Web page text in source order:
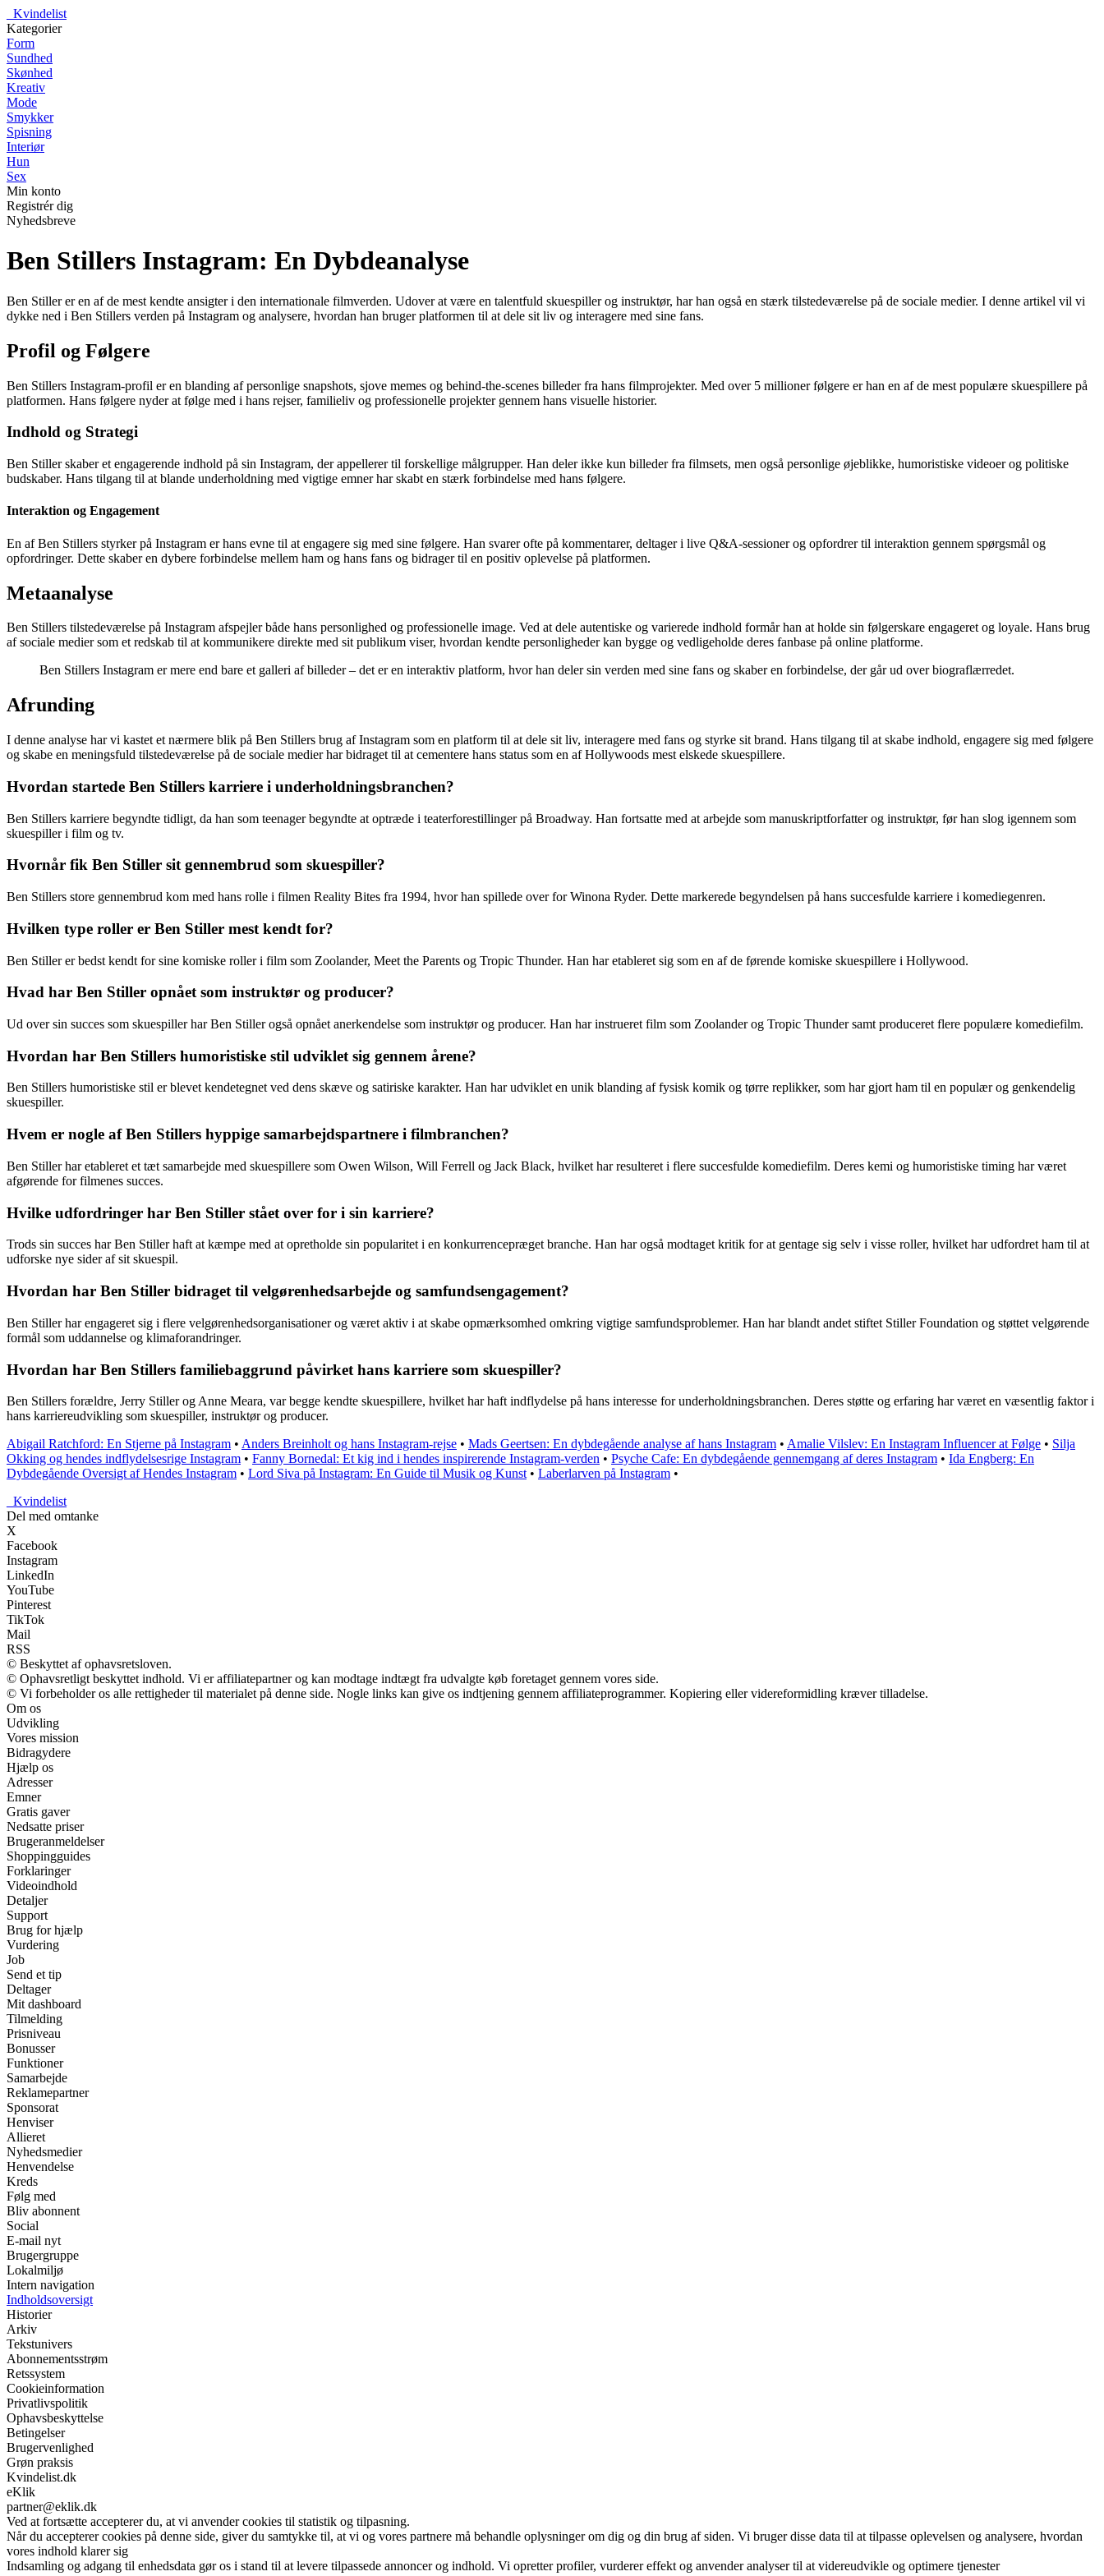
Kvindelist
Kategorier
Form
Sundhed
Skønhed
Kreativ
Mode
Smykker
Spisning
Interiør
Hun
Sex
Min konto
Registrér dig
Nyhedsbreve
Ben Stillers Instagram: En Dybdeanalyse
Ben Stiller er en af de mest kendte ansigter i den internationale filmverden. Udover at være en talentfuld skuespiller og instruktør, har han også en stærk tilstedeværelse på de sociale medier. I denne artikel vil vi
dykke ned i Ben Stillers verden på Instagram og analysere, hvordan han bruger platformen til at dele sit liv og interagere med sine fans.
Profil og Følgere
Ben Stillers Instagram-profil er en blanding af personlige snapshots, sjove memes og behind-the-scenes billeder fra hans filmprojekter. Med over 5 millioner følgere er han en af de mest populære skuespillere på
platformen. Hans følgere nyder at følge med i hans rejser, familieliv og professionelle projekter gennem hans visuelle historier.
Indhold og Strategi
Ben Stiller skaber et engagerende indhold på sin Instagram, der appellerer til forskellige målgrupper. Han deler ikke kun billeder fra filmsets, men også personlige øjeblikke, humoristiske videoer og politiske
budskaber. Hans tilgang til at blande underholdning med vigtige emner har skabt en stærk forbindelse med hans følgere.
Interaktion og Engagement
En af Ben Stillers styrker på Instagram er hans evne til at engagere sig med sine følgere. Han svarer ofte på kommentarer, deltager i live Q&A-sessioner og opfordrer til interaktion gennem spørgsmål og
opfordringer. Dette skaber en dybere forbindelse mellem ham og hans fans og bidrager til en positiv oplevelse på platformen.
Metaanalyse
Ben Stillers tilstedeværelse på Instagram afspejler både hans personlighed og professionelle image. Ved at dele autentiske og varierede indhold formår han at holde sin følgerskare engageret og loyale. Hans brug
af sociale medier som et redskab til at kommunikere direkte med sit publikum viser, hvordan kendte personligheder kan bygge og vedligeholde deres fanbase på online platforme.
Ben Stillers Instagram er mere end bare et galleri af billeder – det er en interaktiv platform, hvor han deler sin verden med sine fans og skaber en forbindelse, der går ud over biograflærredet.
Afrunding
I denne analyse har vi kastet et nærmere blik på Ben Stillers brug af Instagram som en platform til at dele sit liv, interagere med fans og styrke sit brand. Hans tilgang til at skabe indhold, engagere sig med følgere
og skabe en meningsfuld tilstedeværelse på de sociale medier har bidraget til at cementere hans status som en af Hollywoods mest elskede skuespillere.
Hvordan startede Ben Stillers karriere i underholdningsbranchen?
Ben Stillers karriere begyndte tidligt, da han som teenager begyndte at optræde i teaterforestillinger på Broadway. Han fortsatte med at arbejde som manuskriptforfatter og instruktør, før han slog igennem som
skuespiller i film og tv.
Hvornår fik Ben Stiller sit gennembrud som skuespiller?
Ben Stillers store gennembrud kom med hans rolle i filmen Reality Bites fra 1994, hvor han spillede over for Winona Ryder. Dette markerede begyndelsen på hans succesfulde karriere i komediegenren.
Hvilken type roller er Ben Stiller mest kendt for?
Ben Stiller er bedst kendt for sine komiske roller i film som Zoolander, Meet the Parents og Tropic Thunder. Han har etableret sig som en af de førende komiske skuespillere i Hollywood.
Hvad har Ben Stiller opnået som instruktør og producer?
Ud over sin succes som skuespiller har Ben Stiller også opnået anerkendelse som instruktør og producer. Han har instrueret film som Zoolander og Tropic Thunder samt produceret flere populære komediefilm.
Hvordan har Ben Stillers humoristiske stil udviklet sig gennem årene?
Ben Stillers humoristiske stil er blevet kendetegnet ved dens skæve og satiriske karakter. Han har udviklet en unik blanding af fysisk komik og tørre replikker, som har gjort ham til en populær og genkendelig
skuespiller.
Hvem er nogle af Ben Stillers hyppige samarbejdspartnere i filmbranchen?
Ben Stiller har etableret et tæt samarbejde med skuespillere som Owen Wilson, Will Ferrell og Jack Black, hvilket har resulteret i flere succesfulde komediefilm. Deres kemi og humoristiske timing har været
afgørende for filmenes succes.
Hvilke udfordringer har Ben Stiller stået over for i sin karriere?
Trods sin succes har Ben Stiller haft at kæmpe med at opretholde sin popularitet i en konkurrencepræget branche. Han har også modtaget kritik for at gentage sig selv i visse roller, hvilket har udfordret ham til at
udforske nye sider af sit skuespil.
Hvordan har Ben Stiller bidraget til velgørenhedsarbejde og samfundsengagement?
Ben Stiller har engageret sig i flere velgørenhedsorganisationer og været aktiv i at skabe opmærksomhed omkring vigtige samfundsproblemer. Han har blandt andet stiftet Stiller Foundation og støttet velgørende
formål som uddannelse og klimaforandringer.
Hvordan har Ben Stillers familiebaggrund påvirket hans karriere som skuespiller?
Ben Stillers forældre, Jerry Stiller og Anne Meara, var begge kendte skuespillere, hvilket har haft indflydelse på hans interesse for underholdningsbranchen. Deres støtte og erfaring har været en væsentlig faktor i
hans karriereudvikling som skuespiller, instruktør og producer.
Abigail Ratchford: En Stjerne på Instagram • Anders Breinholt og hans Instagram-rejse • Mads Geertsen: En dybdegående analyse af hans Instagram • Amalie Vilslev: En Instagram Influencer at Følge • Silja
Okking og hendes indflydelsesrige Instagram • Fanny Bornedal: Et kig ind i hendes inspirerende Instagram-verden • Psyche Cafe: En dybdegående gennemgang af deres Instagram • Ida Engberg: En
Dybdegående Oversigt af Hendes Instagram • Lord Siva på Instagram: En Guide til Musik og Kunst • Laberlarven på Instagram •
Kvindelist
Del med omtanke
X
Facebook
Instagram
LinkedIn
YouTube
Pinterest
TikTok
Mail
RSS
© Beskyttet af ophavsretsloven.
© Ophavsretligt beskyttet indhold. Vi er affiliatepartner og kan modtage indtægt fra udvalgte køb foretaget gennem vores side.
© Vi forbeholder os alle rettigheder til materialet på denne side. Nogle links kan give os indtjening gennem affiliateprogrammer. Kopiering eller videreformidling kræver tilladelse.
Om os
Udvikling
Vores mission
Bidragydere
Hjælp os
Adresser
Emner
Gratis gaver
Nedsatte priser
Brugeranmeldelser
Shoppingguides
Forklaringer
Videoindhold
Detaljer
Support
Brug for hjælp
Vurdering
Job
Send et tip
Deltager
Mit dashboard
Tilmelding
Prisniveau
Bonusser
Funktioner
Samarbejde
Reklamepartner
Sponsorat
Henviser
Allieret
Nyhedsmedier
Henvendelse
Kreds
Følg med
Bliv abonnent
Social
E-mail nyt
Brugergruppe
Lokalmiljø
Intern navigation
Indholdsoversigt
Historier
Arkiv
Tekstunivers
Abonnementsstrøm
Retssystem
Cookieinformation
Privatlivspolitik
Ophavsbeskyttelse
Betingelser
Brugervenlighed
Grøn praksis
Kvindelist.dk
eKlik
partner@eklik.dk
Ved at fortsætte accepterer du, at vi anvender cookies til statistik og tilpasning.
Når du accepterer cookies på denne side, giver du samtykke til, at vi og vores partnere må behandle oplysninger om dig og din brug af siden. Vi bruger disse data til at tilpasse oplevelsen og analysere, hvordan
vores indhold klarer sig
Indsamling og adgang til enhedsdata gør os i stand til at levere tilpassede annoncer og indhold. Vi opretter profiler, vurderer effekt og anvender analyser til at videreudvikle og optimere tjenester